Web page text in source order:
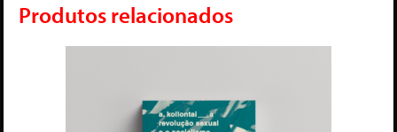
Produtos relacionados